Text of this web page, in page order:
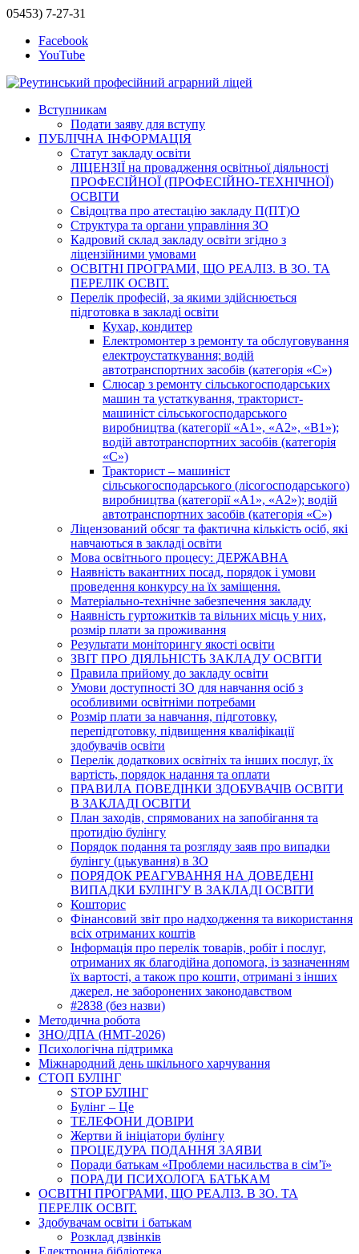
05453) 7-27-31
Facebook
YouTube
Вступникам
Подати заяву для вступу
ПУБЛІЧНА ІНФОРМАЦІЯ
Статут закладу освіти
ЛІЦЕНЗІЇ на провадження освітньої діяльності
ПРОФЕСІЙНОЇ (ПРОФЕСІЙНО-ТЕХНІЧНОЇ)
ОСВІТИ
Свідоцтва про атестацію закладу П(ПТ)О
Структура та органи управління ЗО
Кадровий склад закладу освіти згідно з
ліцензійними умовами
ОСВІТНІ ПРОГРАМИ, ЩО РЕАЛІЗ. В ЗО. ТА
ПЕРЕЛІК ОСВІТ.
Перелік професій, за якими здійснюється
підготовка в закладі освіти
Кухар, кондитер
Електромонтер з ремонту та обслуговування
електроустаткування; водій
автотранспортних засобів (категорія «С»)
Слюсар з ремонту сільськогосподарських
машин та устаткування, тракторист-
машиніст сільськогосподарського
виробництва (категорії «А1», «А2», «В1»);
водій автотранспортних засобів (категорія
«С»)
Тракторист – машиніст
сільськогосподарського (лісогосподарського)
виробництва (категорії «А1», «А2»); водій
автотранспортних засобів (категорія «С»)
Ліцензований обсяг та фактична кількість осіб, які
навчаються в закладі освіти
Мова освітнього процесу: ДЕРЖАВНА
Наявність вакантних посад, порядок і умови
проведення конкурсу на їх заміщення.
Матеріально-технічне забезпечення закладу
Наявність гуртожитків та вільних місць у них,
розмір плати за проживання
Результати моніторингу якості освіти
ЗВІТ ПРО ДІЯЛЬНІСТЬ ЗАКЛАДУ ОСВІТИ
Правила прийому до закладу освіти
Умови доступності ЗО для навчання осіб з
особливими освітніми потребами
Розмір плати за навчання, підготовку,
перепідготовку, підвищення кваліфікації
здобувачів освіти
Перелік додаткових освітніх та інших послуг, їх
вартість, порядок надання та оплати
ПРАВИЛА ПОВЕДІНКИ ЗДОБУВАЧІВ ОСВІТИ
В ЗАКЛАДІ ОСВІТИ
План заходів, спрямованих на запобігання та
протидію булінгу
Порядок подання та розгляду заяв про випадки
булінгу (цькування) в ЗО
ПОРЯДОК РЕАГУВАННЯ НА ДОВЕДЕНІ
ВИПАДКИ БУЛІНГУ В ЗАКЛАДІ ОСВІТИ
Кошторис
Фінансовий звіт про надходження та використання
всіх отриманих коштів
Інформація про перелік товарів, робіт і послуг,
отриманих як благодійна допомога, із зазначенням
їх вартості, а також про кошти, отримані з інших
джерел, не заборонених законодавством
#2838 (без назви)
Методична робота
ЗНО/ДПА (НМТ-2026)
Психологічна підтримка
Міжнародний день шкільного харчування
СТОП БУЛІНГ
STOP БУЛІНГ
Булінг – Це
ТЕЛЕФОНИ ДОВІРИ
Жертви й ініціатори булінгу
ПРОЦЕДУРА ПОДАННЯ ЗАЯВИ
Поради батькам «Проблеми насильства в сім’ї»
ПОРАДИ ПСИХОЛОГА БАТЬКАМ
ОСВІТНІ ПРОГРАМИ, ЩО РЕАЛІЗ. В ЗО. ТА
ПЕРЕЛІК ОСВІТ.
Здобувачам освіти і батькам
Розклад дзвінків
Електронна бібліотека